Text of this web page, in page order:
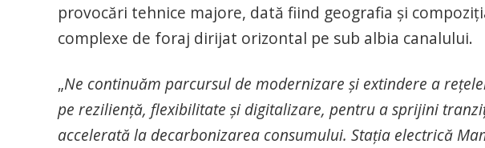
provocări tehnice majore, dată fiind geografia și
complexe de foraj dirijat orizontal pe sub albia canalului.
„Ne continuăm parcursul de modernizare și extindere a
pe reziliență, flexibilitate și digitalizare, pentru a sprijini
accelerată la decarbonizarea consumului. Stația electrică